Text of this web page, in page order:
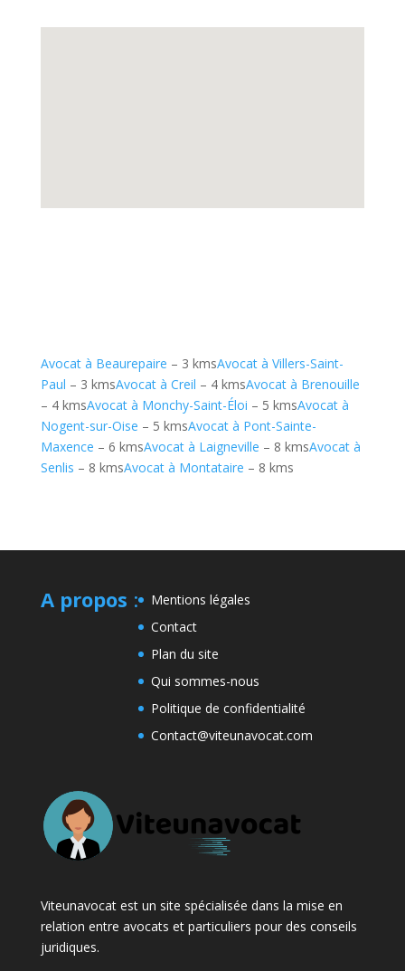
Avocat à Beaurepaire – 3 kmsAvocat à Villers-Saint-
Paul – 3 kmsAvocat à Creil – 4 kmsAvocat à Brenouille
– 4 kmsAvocat à Monchy-Saint-Éloi – 5 kmsAvocat à
Nogent-sur-Oise – 5 kmsAvocat à Pont-Sainte-
Maxence – 6 kmsAvocat à Laigneville – 8 kmsAvocat à
Senlis – 8 kmsAvocat à Montataire – 8 kms
A propos :
Mentions légales
Contact
Plan du site
Qui sommes-nous
Politique de confidentialité
Contact@viteunavocat.com
Viteunavocat est un site spécialisée dans la mise en
relation entre avocats et particuliers pour des conseils
juridiques.